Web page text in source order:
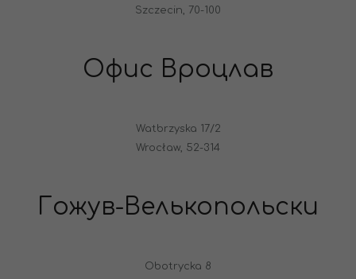
Szczecin, 70-100
Офис Вроцлав
Watbrzyska 17/2
Wrocław, 52-314
Гожув-Велькопольски
Obotrycka 8